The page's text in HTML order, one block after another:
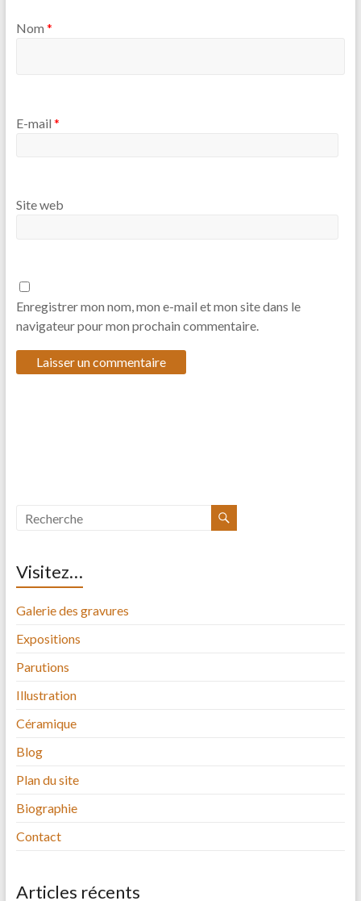
Nom *
E-mail *
Site web
Enregistrer mon nom, mon e-mail et mon site dans le
navigateur pour mon prochain commentaire.
Visitez…
Galerie des gravures
Expositions
Parutions
Illustration
Céramique
Blog
Plan du site
Biographie
Contact
Articles récents